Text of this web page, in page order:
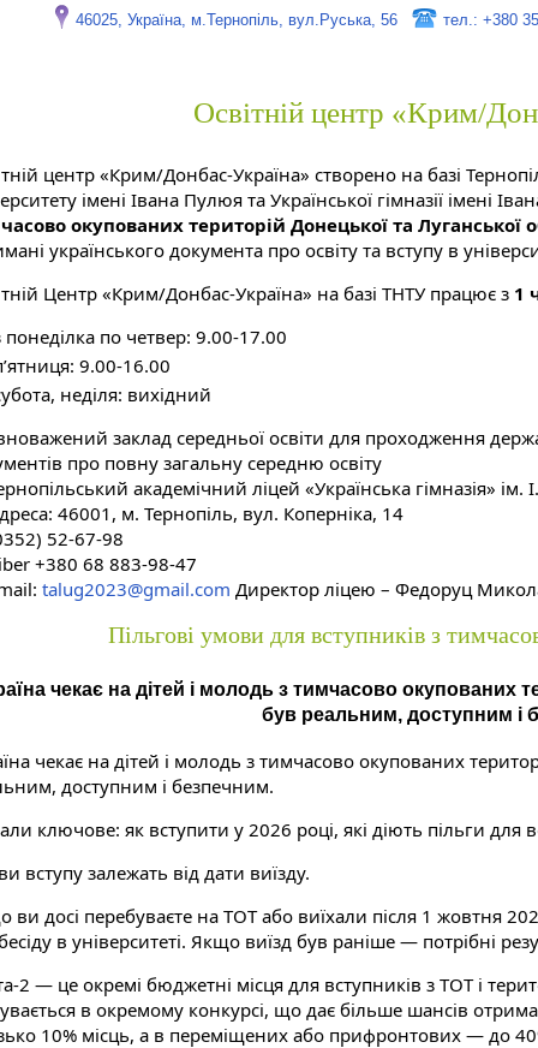
46025, Україна, м.Тернопіль, вул.Руська, 56 тел.: +380
Освітній центр «Крим/
центр «Крим/Донбас-Україна» створено на базі
імені Івана Пулюя та Української гімназії імені
окупованих територій Донецької та Луганської
українського документа про освіту та вступу в
Центр «Крим/Донбас-Україна» на базі ТНТУ працює з 1
понеділка по четвер: 9.00-17.00
9.00-16.00
неділя: вихідний
заклад середньої освіти для проходження
про повну загальну середню освіту
академічний ліцей «Українська гімназія» ім.
46001, м. Тернопіль, вул. Коперніка, 14
52-67-98
+380 68 883-98-47
talug2023@gmail.com Директор ліцею – Федоруц
Пільгові умови для вступників з
чекає на дітей і молодь з тимчасово
був реальним, доступним і
чекає на дітей і молодь з тимчасово окупованих
доступним і безпечним.
ключове: як вступити у 2026 році, які діють пільги для
вступу залежать від дати виїзду.
ви досі перебуваєте на ТОТ або виїхали після 1 жовтня
в університеті. Якщо виїзд був раніше — потрібні
2 — це окремі бюджетні місця для вступників з ТОТ і
в окремому конкурсі, що дає більше шансів
10% місць, а в переміщених або прифронтових — до